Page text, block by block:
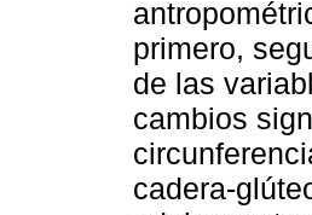
primero,
de las
cambios
cadera-